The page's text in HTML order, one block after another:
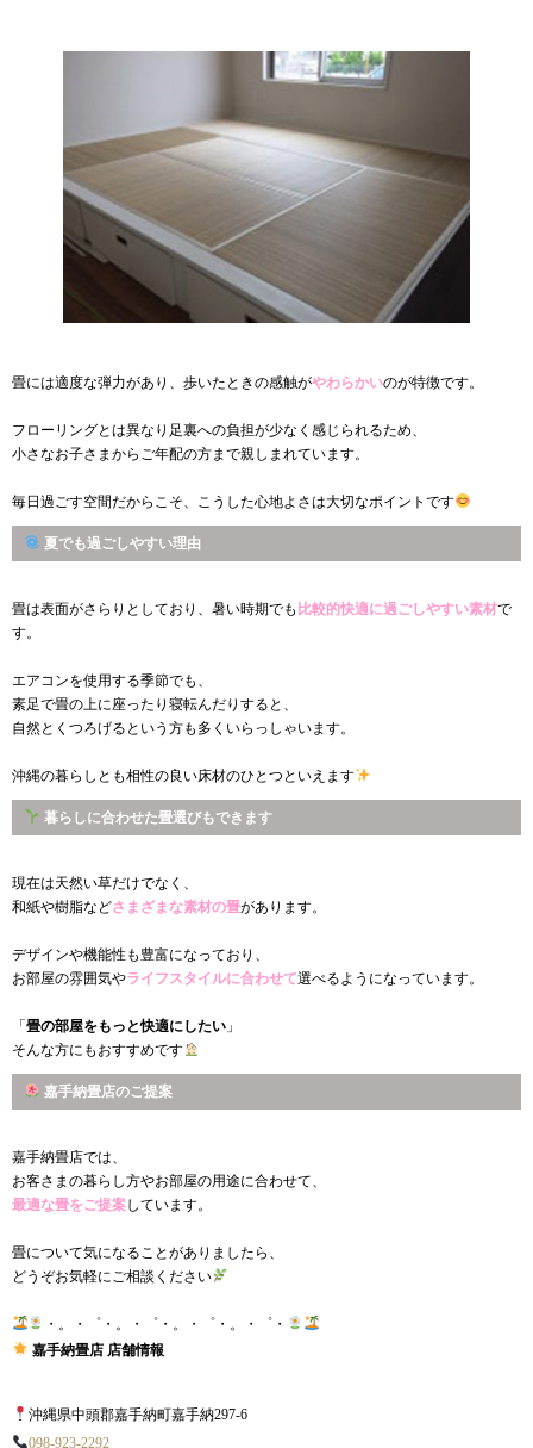
畳には適度な弾力があり、歩いたときの感触がやわらかいのが特徴です。
フローリングとは異なり足裏への負担が少なく感じられるため、
小さなお子さまからご年配の方まで親しまれています。
毎日過ごす空間だからこそ、こうした心地よさは大切なポイントです
夏でも過ごしやすい理由
畳は表面がさらりとしており、暑い時期でも 比較的快適に過ごしやすい素材で
す。
エアコンを使用する季節でも、
素足で畳の上に座ったり寝転んだりすると、
自然とくつろげるという方も多くいらっしゃいます。
沖縄の暮らしとも相性の良い床材のひとつといえます
暮らしに合わせた畳選びもできます
現在は天然い草だけでなく、
和紙や樹脂などさまざまな素材の畳があります。
デザインや機能性も豊富になっており、
お部屋の雰囲気やライフスタイルに合わせて選べるようになっています。
「 畳の部屋をもっと快適にしたい 」
そんな方にもおすすめです
嘉手納畳店のご提案
嘉手納畳店では、
お客さまの暮らし方やお部屋の用途に合わせて、
最適な畳をご提案しています。
畳について気になることがありましたら、
どうぞお気軽にご相談ください
・。・゜・。・゜・。・゜・。・゜・
嘉手納畳店 店舗情報
沖縄県中頭郡嘉手納町嘉手納297-6
098-923-2292